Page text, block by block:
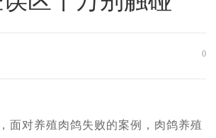
0
对养殖肉鸽失败的案例，肉鸽养殖